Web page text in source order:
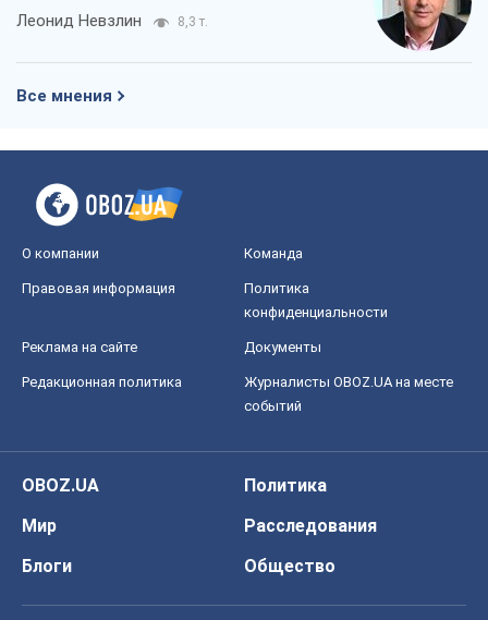
Леонид Невзлин 8,3 т.
Все мнения
О компании Команда
Правовая информация
Политика
конфиденциальности
Реклама на сайте Документы
Редакционная политика
Журналисты OBOZ.UA на месте
событий
OBOZ.UA
Политика
Мир
Расследования
Блоги
Общество